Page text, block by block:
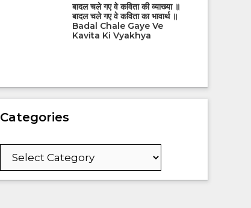
बादल चले गए वे कविता की व्याख्या ॥
बादल चले गए वे कविता का भावार्थ ॥
Badal Chale Gaye Ve
Kavita Ki Vyakhya
Categories
Categories